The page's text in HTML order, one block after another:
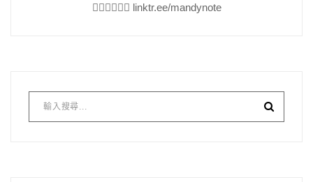
👇🏻👇🏻👇🏻 linktr.ee/mandynote